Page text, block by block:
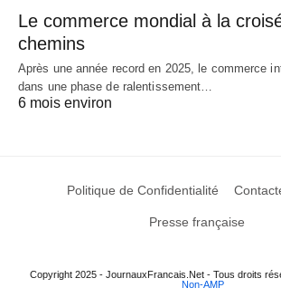
Le commerce mondial à la
chemins
Après une année record en 2025, le commerce
dans une phase de ralentissement…
6 mois environ
Politique de Confidentialité
Presse française
Copyright 2025 - JournauxFrancais.Net - Tous droits
Non-AMP